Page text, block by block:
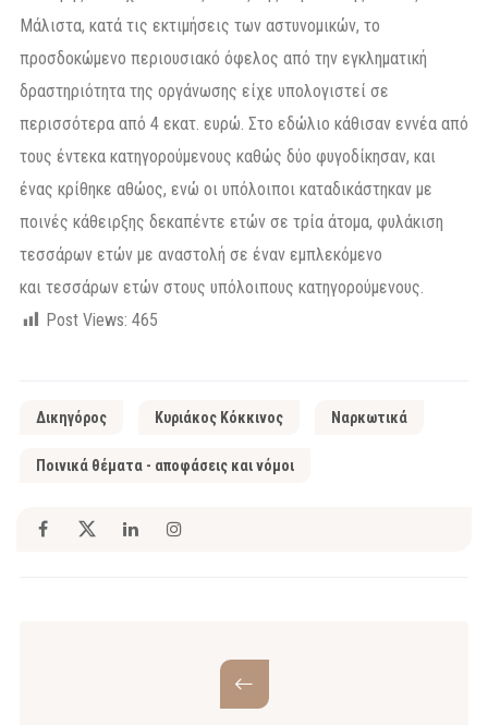
Μάλιστα, κατά τις εκτιμήσεις των αστυνομικών, το
προσδοκώμενο περιουσιακό όφελος από την εγκληματική
δραστηριότητα της οργάνωσης είχε υπολογιστεί σε
περισσότερα από 4 εκατ. ευρώ. Στο εδώλιο κάθισαν εννέα από
τους έντεκα κατηγορούμενους καθώς δύο φυγοδίκησαν, και
ένας κρίθηκε αθώος, ενώ οι υπόλοιποι καταδικάστηκαν με
ποινές κάθειρξης δεκαπέντε ετών σε τρία άτομα, φυλάκιση
τεσσάρων ετών με αναστολή σε έναν εμπλεκόμενο
και τεσσάρων ετών στους υπόλοιπους κατηγορούμενους.
Post Views: 465
Δικηγόρος Κυριάκος Κόκκινος Ναρκωτικά
Ποινικά θέματα - αποφάσεις και νόμοι